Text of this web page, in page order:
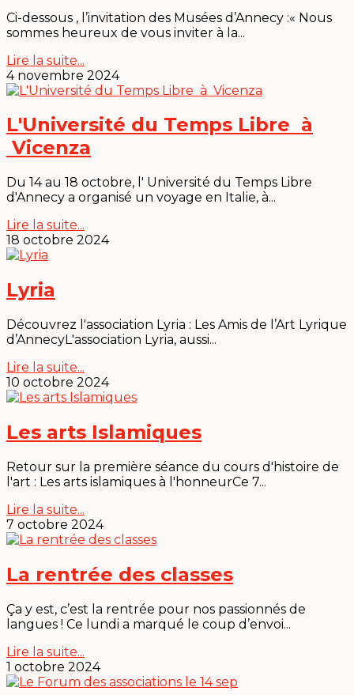
Ci-dessous , l’invitation des Musées d’Annecy :« Nous
sommes heureux de vous inviter à la...
Lire la suite...
4 novembre 2024
L'Université du Temps Libre à
Vicenza
Du 14 au 18 octobre, l' Université du Temps Libre
d'Annecy a organisé un voyage en Italie, à...
Lire la suite...
18 octobre 2024
Lyria
Découvrez l'association Lyria : Les Amis de l’Art Lyrique
d’AnnecyL'association Lyria, aussi...
Lire la suite...
10 octobre 2024
Les arts Islamiques
Retour sur la première séance du cours d'histoire de
l'art : Les arts islamiques à l'honneurCe 7...
Lire la suite...
7 octobre 2024
La rentrée des classes
Ça y est, c’est la rentrée pour nos passionnés de
langues ! Ce lundi a marqué le coup d’envoi...
Lire la suite...
1 octobre 2024